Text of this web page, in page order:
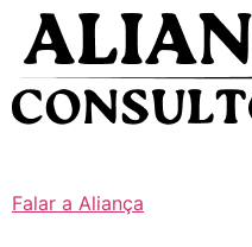
Falar a Aliança